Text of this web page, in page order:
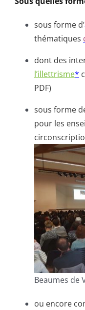
sous forme d’
thématiques
dont des
l’illettrisme*
PDF)
sous forme
pour les
Beaumes de
ou encore